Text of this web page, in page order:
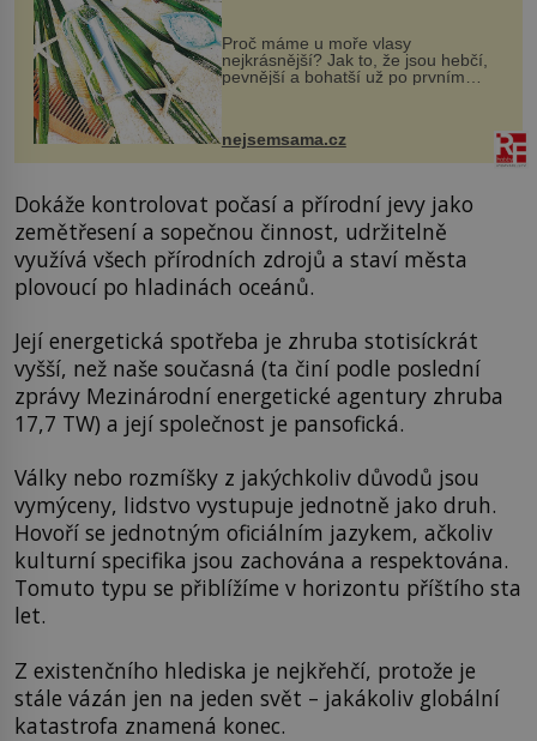
Proč máme u moře vlasy
nejkrásnější? Jak to, že jsou hebčí,
pevnější a bohatší už po prvním
vlasy. ...
nejsemsama.cz
Dokáže kontrolovat počasí a přírodní jevy jako
zemětřesení a sopečnou činnost, udržitelně
využívá všech přírodních zdrojů a staví města
plovoucí po hladinách oceánů.
Její energetická spotřeba je zhruba stotisíckrát
vyšší, než naše současná (ta činí podle poslední
zprávy Mezinárodní energetické agentury zhruba
17,7 TW) a její společnost je pansofická.
Války nebo rozmíšky z jakýchkoliv důvodů jsou
vymýceny, lidstvo vystupuje jednotně jako druh.
Hovoří se jednotným oficiálním jazykem, ačkoliv
kulturní specifika jsou zachována a respektována.
Tomuto typu se přiblížíme v horizontu příštího sta
let.
Z existenčního hlediska je nejkřehčí, protože je
stále vázán jen na jeden svět – jakákoliv globální
katastrofa znamená konec.